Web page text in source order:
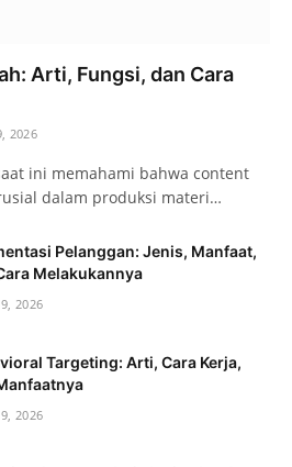
Arti, Fungsi, dan Cara
2026
ini memahami bahwa content
dalam produksi materi…
Pelanggan: Jenis, Manfaat,
Melakukannya
2026
Targeting: Arti, Cara Kerja,
2026